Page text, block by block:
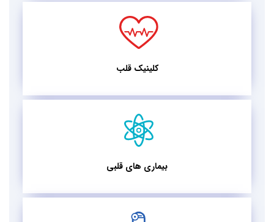
کلینیک قلب
بیماری های قلبی